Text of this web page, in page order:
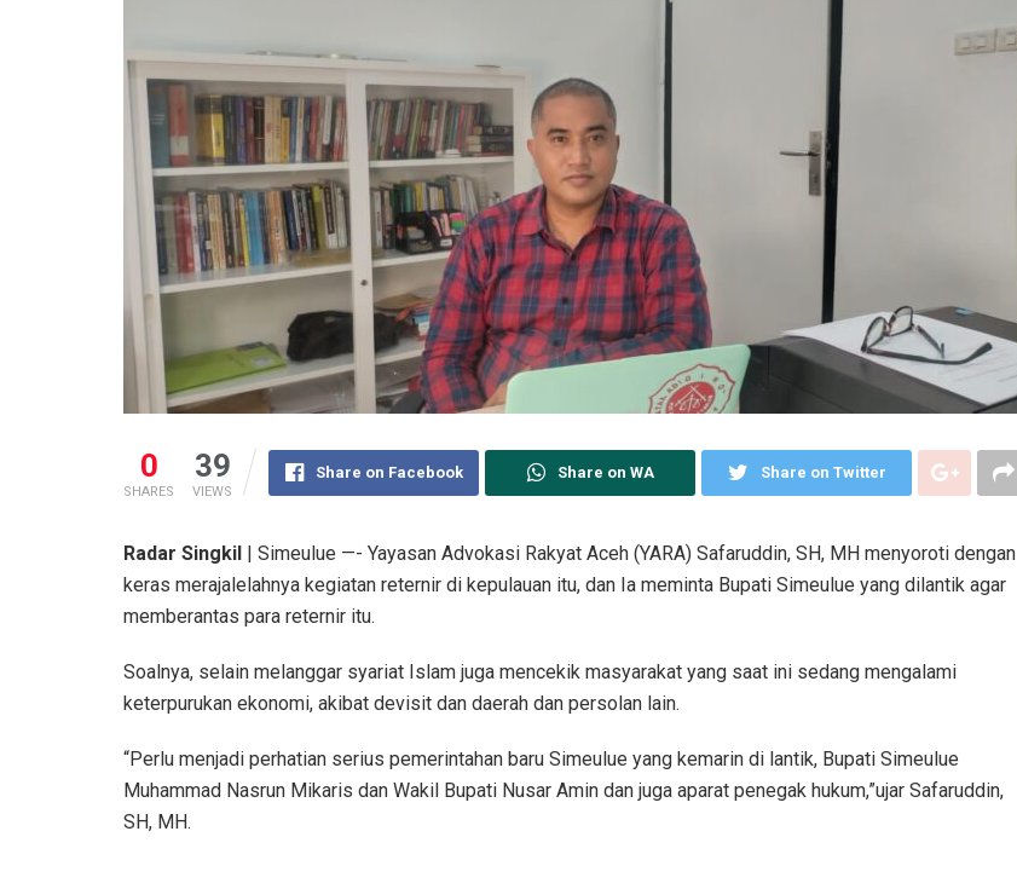
0
SHARES
39
VIEWS
Share on Facebook Share on WA Share on Twitter
Radar Singkil | Simeulue —- Yayasan Advokasi Rakyat Aceh (YARA) Safaruddin, SH, MH menyoroti dengan
keras merajalelahnya kegiatan reternir di kepulauan itu, dan Ia meminta Bupati Simeulue yang dilantik agar
memberantas para reternir itu.
Soalnya, selain melanggar syariat Islam juga mencekik masyarakat yang saat ini sedang mengalami
keterpurukan ekonomi, akibat devisit dan daerah dan persolan lain.
“Perlu menjadi perhatian serius pemerintahan baru Simeulue yang kemarin di lantik, Bupati Simeulue
Muhammad Nasrun Mikaris dan Wakil Bupati Nusar Amin dan juga aparat penegak hukum,”ujar Safaruddin,
SH, MH.